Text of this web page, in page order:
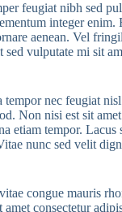
feugiat nibh sed
integer
aenean. Vel
vulputate mi sit
nec feugiat
Non nisi est sit
etiam tempor.
nunc sed velit
congue mauris
consectetur